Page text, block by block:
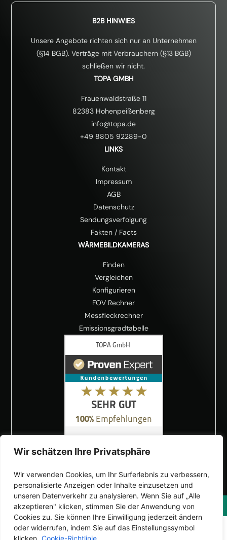
Wir schätzen Ihre Privatsphäre
Wir verwenden Cookies, um Ihr Surferlebnis zu verbessern,
personalisierte Anzeigen oder Inhalte einzusetzen und
unseren Datenverkehr zu analysieren. Wenn Sie auf „Alle
akzeptieren" klicken, stimmen Sie der Anwendung von
Cookies zu. Sie können Ihre Einwilligung jederzeit ändern
oder widerrufen, indem Sie auf das Einstellungssymbol
klicken. Cookie-Richtlinie
B2B HINWIES
Unsere Angebote richten sich nur an Unternehmen
(§14 BGB). Verträge mit Verbrauchern (§13 BGB)
schließen wir nicht.
TOPA GMBH
Frauenwaldstraße 11
82383 Hohenpeißenberg
info@topa.de
+49 8805 92289-0
LINKS
Kontakt
Impressum
AGB
Datenschutz
Sendungsverfolgung
Fakten/ Facts
WÄRMEBILDKAMERAS
Finden
Vergleichen
Konfigurieren
FOV Rechner
Messfleckrechner
Emissionsgradtabelle
© TOPA GmbH 2026 | Alle Rechte vorbehalten